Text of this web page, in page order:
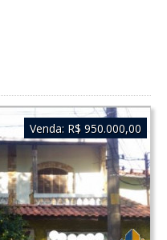
Venda: R$ 950.000,00